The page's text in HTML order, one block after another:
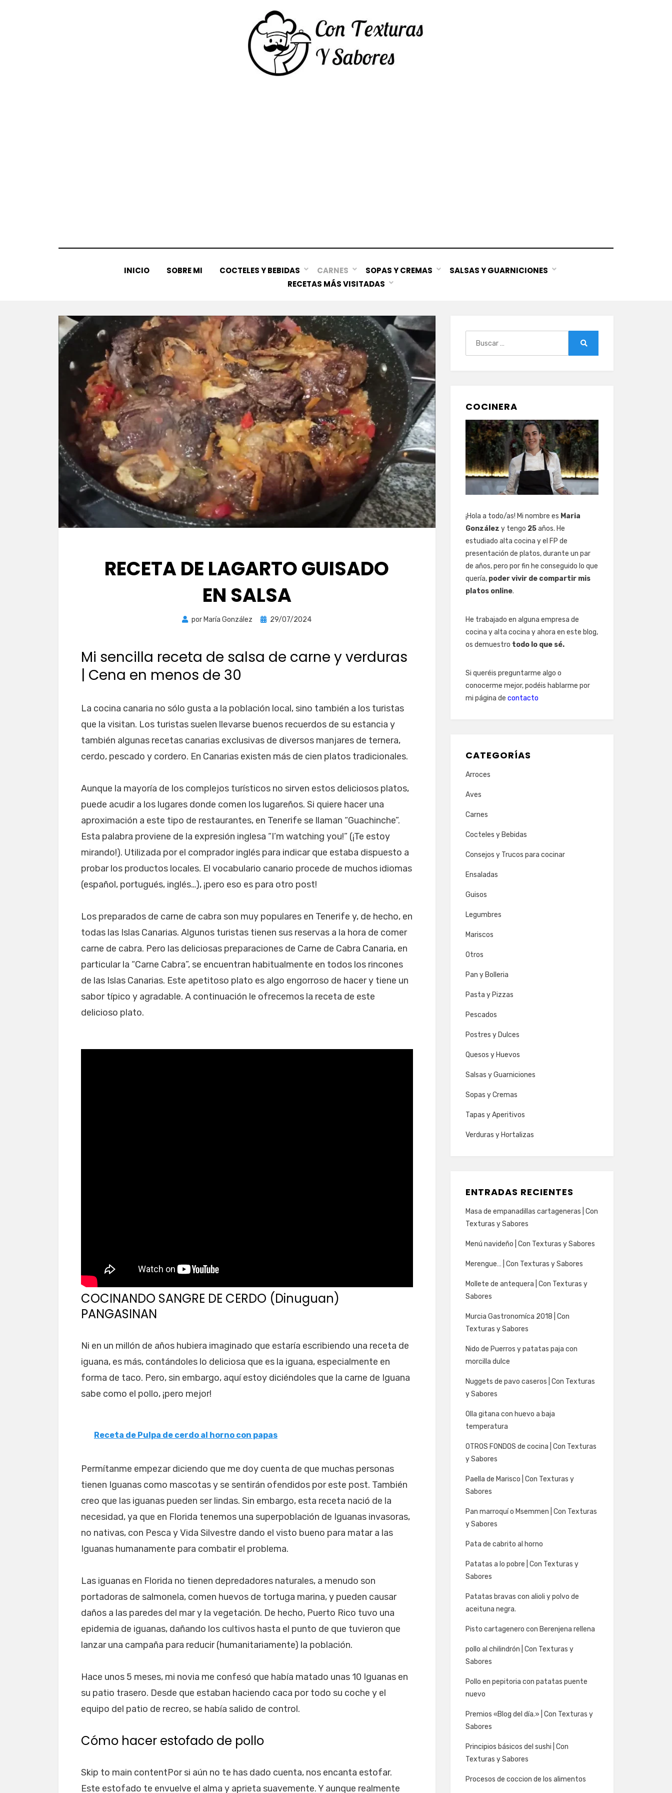
INICIO SOBRE MI COCTELES Y BEBIDAS CARNES SOPAS Y CREMAS
SALSAS Y GUARNICIONES
RECETAS MÁS VISITADAS
RECETA DE LAGARTO GUISADO
EN SALSA
por María González
Publicada
29/07/2024
Mi sencilla receta de salsa de carne y verduras
| Cena en menos de 30
La cocina canaria no sólo gusta a la población local, sino también a los turistas
que la visitan. Los turistas suelen llevarse buenos recuerdos de su estancia y
también algunas recetas canarias exclusivas de diversos manjares de ternera,
cerdo, pescado y cordero. En Canarias existen más de cien platos tradicionales.
Aunque la mayoría de los complejos turísticos no sirven estos deliciosos platos,
puede acudir a los lugares donde comen los lugareños. Si quiere hacer una
aproximación a este tipo de restaurantes, en Tenerife se llaman “Guachinche”.
Esta palabra proviene de la expresión inglesa “I’m watching you!” (¡Te estoy
mirando!). Utilizada por el comprador inglés para indicar que estaba dispuesto a
probar los productos locales. El vocabulario canario procede de muchos idiomas
(español, portugués, inglés…), ¡pero eso es para otro post!
Los preparados de carne de cabra son muy populares en Tenerife y, de hecho, en
todas las Islas Canarias. Algunos turistas tienen sus reservas a la hora de comer
carne de cabra. Pero las deliciosas preparaciones de Carne de Cabra Canaria, en
particular la “Carne Cabra”, se encuentran habitualmente en todos los rincones
de las Islas Canarias. Este apetitoso plato es algo engorroso de hacer y tiene un
sabor típico y agradable. A continuación le ofrecemos la receta de este
delicioso plato.
COCINANDO SANGRE DE CERDO (Dinuguan)
PANGASINAN
Ni en un millón de años hubiera imaginado que estaría escribiendo una receta de
iguana, es más, contándoles lo deliciosa que es la iguana, especialmente en
forma de taco. Pero, sin embargo, aquí estoy diciéndoles que la carne de Iguana
sabe como el pollo, ¡pero mejor!
Receta de Pulpa de cerdo al horno con papas
Permítanme empezar diciendo que me doy cuenta de que muchas personas
tienen Iguanas como mascotas y se sentirán ofendidos por este post. También
creo que las iguanas pueden ser lindas. Sin embargo, esta receta nació de la
necesidad, ya que en Florida tenemos una superpoblación de Iguanas invasoras,
no nativas, con Pesca y Vida Silvestre dando el visto bueno para matar a las
Iguanas humanamente para combatir el problema.
Las iguanas en Florida no tienen depredadores naturales, a menudo son
portadoras de salmonela, comen huevos de tortuga marina, y pueden causar
daños a las paredes del mar y la vegetación. De hecho, Puerto Rico tuvo una
epidemia de iguanas, dañando los cultivos hasta el punto de que tuvieron que
lanzar una campaña para reducir (humanitariamente) la población.
Hace unos 5 meses, mi novia me confesó que había matado unas 10 Iguanas en
su patio trasero. Desde que estaban haciendo caca por todo su coche y el
equipo del patio de recreo, se había salido de control.
Cómo hacer estofado de pollo
Skip to main contentPor si aún no te has dado cuenta, nos encanta estofar.
Este estofado te envuelve el alma y aprieta suavemente. Y aunque realmente
COCINERA
¡Hola a todo/as! Mi nombre es Maria
González y tengo 25años. He
estudiado alta cocina y el FP de
presentación de platos, durante un par
de años, pero por fin he conseguido lo que
quería, poder vivir de compartir mis
platos online.
He trabajado en alguna empresa de
cocina y alta cocina y ahora en este blog,
os demuestro todo lo que sé.
Si queréis preguntarme algo o
conocerme mejor, podéis hablarme por
mi página de contacto
CATEGORÍAS
Arroces
Aves
Carnes
Cocteles y Bebidas
Consejos y Trucos para cocinar
Ensaladas
Guisos
Legumbres
Mariscos
Otros
Pan y Bolleria
Pasta y Pizzas
Pescados
Postres y Dulces
Quesos y Huevos
Salsas y Guarniciones
Sopas y Cremas
Tapas y Aperitivos
Verduras y Hortalizas
ENTRADAS RECIENTES
Masa de empanadillas cartageneras | Con
Texturas y Sabores
Menú navideño | Con Texturas y Sabores
Merengue… | Con Texturas y Sabores
Mollete de antequera | Con Texturas y
Sabores
Murcia Gastronomíca 2018 | Con
Texturas y Sabores
Nido de Puerros y patatas paja con
morcilla dulce
Nuggets de pavo caseros | Con Texturas
y Sabores
Olla gitana con huevo a baja
temperatura
OTROS FONDOS de cocina | Con Texturas
y Sabores
Paella de Marisco | Con Texturas y
Sabores
Pan marroquí o Msemmen | Con Texturas
y Sabores
Pata de cabrito al horno
Patatas a lo pobre | Con Texturas y
Sabores
Patatas bravas con alioli y polvo de
aceituna negra.
Pisto cartagenero con Berenjena rellena
pollo al chilindrón | Con Texturas y
Sabores
Pollo en pepitoria con patatas puente
nuevo
Premios «Blog del día.» | Con Texturas y
Sabores
Principios básicos del sushi | Con
Texturas y Sabores
Procesos de coccion de los alimentos